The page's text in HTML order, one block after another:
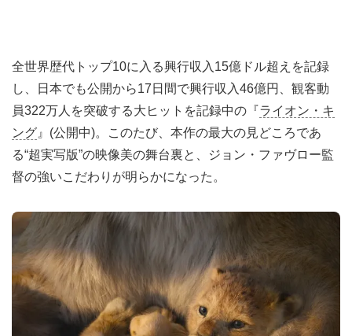
全世界歴代トップ10に入る興行収入15億ドル超えを記録
し、日本でも公開から17日間で興行収入46億円、観客動
員322万人を突破する大ヒットを記録中の『ライオン・キ
ング 』(公開中)。このたび、本作の最大の見どころであ
る“超実写版”の映像美の舞台裏と、ジョン・ファヴロー監
督の強いこだわりが明らかになった。